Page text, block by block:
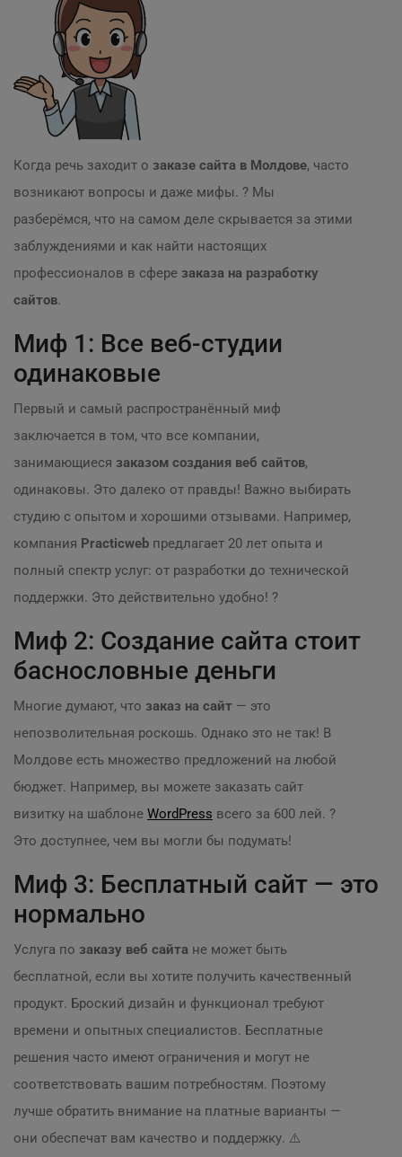
Когда речь заходит о заказе сайта в Молдове, часто
возникают вопросы и даже мифы. ? Мы
разберёмся, что на самом деле скрывается за этими
заблуждениями и как найти настоящих
профессионалов в сфере заказа на разработку
сайтов.
Миф 1: Все веб-студии
одинаковые
Первый и самый распространённый миф
заключается в том, что все компании,
занимающиеся заказом создания веб сайтов,
одинаковы. Это далеко от правды! Важно выбирать
студию с опытом и хорошими отзывами. Например,
компания Practicweb предлагает 20 лет опыта и
полный спектр услуг: от разработки до технической
поддержки. Это действительно удобно! ?
Миф 2: Создание сайта стоит
баснословные деньги
Многие думают, что заказ на сайт — это
непозволительная роскошь. Однако это не так! В
Молдове есть множество предложений на любой
бюджет. Например, вы можете заказать сайт
визитку на шаблоне WordPress всего за 600 лей. ?
Это доступнее, чем вы могли бы подумать!
Миф 3: Бесплатный сайт — это
нормально
Услуга по заказу веб сайта не может быть
бесплатной, если вы хотите получить качественный
продукт. Броский дизайн и функционал требуют
времени и опытных специалистов. Бесплатные
решения часто имеют ограничения и могут не
соответствовать вашим потребностям. Поэтому
лучше обратить внимание на платные варианты —
они обеспечат вам качество и поддержку. ⚠️